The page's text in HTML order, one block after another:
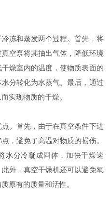
冻和蒸发两个过程。首先，将
空泵将其抽出气体，降低环境
燥室内的温度，使物质表面的
分转化为水蒸气。最后，通过
实现物质的干燥。
。首先，由于在真空条件下进
，避免了高温对物质的损伤。
水分冷凝成固体，加快干燥速
外，真空干燥机还可以避免氧
原有的质量和活性。